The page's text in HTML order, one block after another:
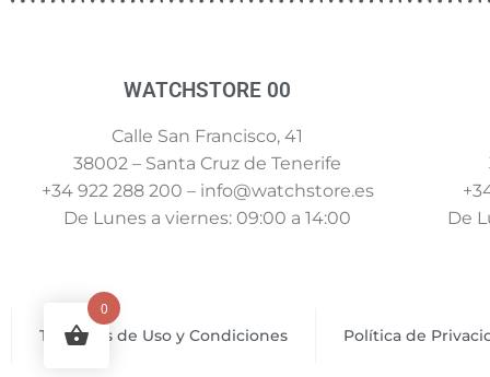
WATCHSTORE 00
Calle San Francisco, 41
38002 – Santa Cruz de Tenerife
+34 922 288 200 – info@watchstore.es
De Lunes a viernes: 09:00 a 14:00
De
Términos de Uso y Condiciones Política de
0